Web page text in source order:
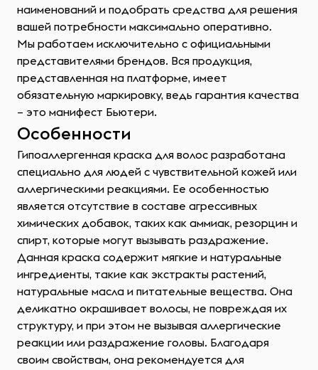
наименований и подобрать средства для решения
вашей потребности максимально оперативно.
Мы работаем исключительно с официальными
представителями брендов. Вся продукция,
представленная на платформе, имеет
обязательную маркировку, ведь гарантия качества
– это манифест Бьютери.
Особенности
Гипоаллергенная краска для волос разработана
специально для людей с чувствительной кожей или
аллергическими реакциями. Ее особенностью
является отсутствие в составе агрессивных
химических добавок, таких как аммиак, резорцин и
спирт, которые могут вызывать раздражение.
Данная краска содержит мягкие и натуральные
ингредиенты, такие как экстракты растений,
натуральные масла и питательные вещества. Она
деликатно окрашивает волосы, не повреждая их
структуру, и при этом не вызывая аллергические
реакции или раздражение головы. Благодаря
своим свойствам, она рекомендуется для